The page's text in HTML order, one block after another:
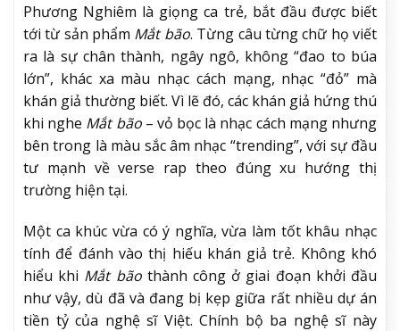
Phương Nghiêm là giọng ca trẻ, bắt đầu được biết
tới từ sản phẩm Mắt bão. Từng câu từng chữ họ viết
ra là sự chân thành, ngây ngô, không “đao to búa
lớn”, khác xa màu nhạc cách mạng, nhạc “đỏ” mà
khán giả thường biết. Vì lẽ đó, các khán giả hứng thú
khi nghe Mắt bão– vỏ bọc là nhạc cách mạng nhưng
bên trong là màu sắc âm nhạc “trending”, với sự đầu
tư mạnh về verse rap theo đúng xu hướng thị
trường hiện tại.
Một ca khúc vừa có ý nghĩa, vừa làm tốt khâu nhạc
tính để đánh vào thị hiếu khán giả trẻ. Không khó
hiểu khi Mắt bãothành công ở giai đoạn khởi đầu
như vậy, dù đã và đang bị kẹp giữa rất nhiều dự án
tiền tỷ của nghệ sĩ Việt. Chính bộ ba nghệ sĩ này